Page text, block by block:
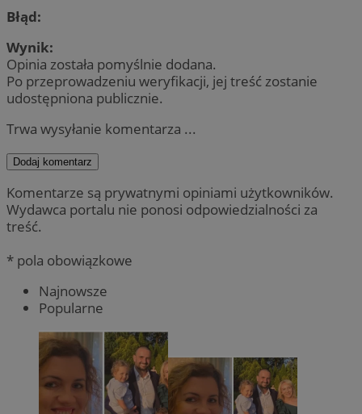
Błąd:
Wynik:
Opinia została pomyślnie dodana.
Po przeprowadzeniu weryfikacji, jej treść zostanie
udostępniona publicznie.
Trwa wysyłanie komentarza ...
Dodaj komentarz
Komentarze są prywatnymi opiniami użytkowników.
Wydawca portalu nie ponosi odpowiedzialności za
treść.
* pola obowiązkowe
Najnowsze
Popularne